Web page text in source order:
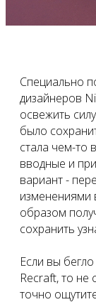
Специально
дизайнеров
освежить
было
стала чем-то
вводные и
вариант -
изменениями
образом
сохранить
Если вы
Recraft, то не
точно